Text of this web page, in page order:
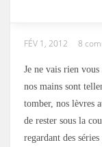
FÉV 1, 2012 8
Je ne vais rien
nos mains sont
tomber, nos lèvres
de rester sous la
regardant des